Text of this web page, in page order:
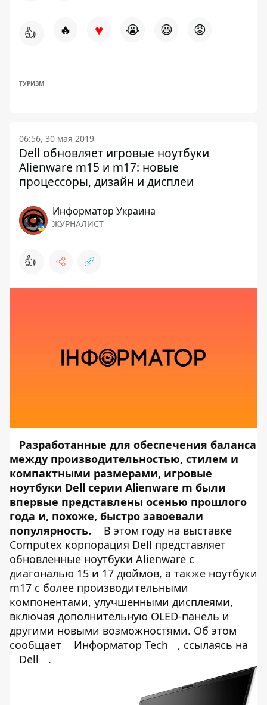
👍 🔥 ♥ 😭 😆 😡
ТУРИЗМ
06:56, 30 мая 2019
Dell обновляет игровые ноутбуки
Alienware m15 и m17: новые
процессоры, дизайн и дисплеи
Информатор Украина
ЖУРНАЛИСТ
👍
Разработанные для обеспечения баланса
между производительностью, стилем и
компактными размерами, игровые
ноутбуки Dell серии Alienware m были
впервые представлены осенью прошлого
года и, похоже, быстро завоевали
популярность.
В этом году на выставке
Computex корпорация Dell представляет
обновленные ноутбуки Alienware с
диагональю 15 и 17 дюймов, а также ноутбуки
m17 с более производительными
компонентами, улучшенными дисплеями,
включая дополнительную OLED-панель и
другими новыми возможностями. Об этом
сообщает
Информатор Tech
, ссылаясь на
Dell
.